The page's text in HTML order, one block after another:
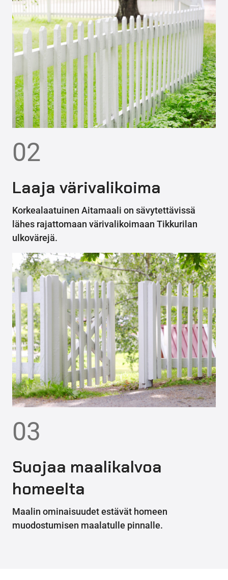
02
Laaja värivalikoima
Korkealaatuinen Aitamaali on sävytettävissä
lähes rajattomaan värivalikoimaan Tikkurilan
ulkovärejä.
03
Suojaa maalikalvoa
homeelta
Maalin ominaisuudet estävät homeen
muodostumisen maalatulle pinnalle.